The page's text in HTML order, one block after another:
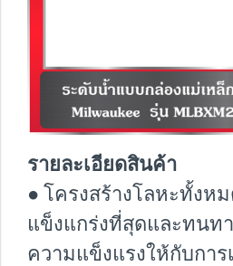
รายละเอียดสินค้า
● โครงสร้างโลหะทั้งห
แข็งแกร่งที่สุดและทนท
ความแข็งแรงให้กับการ